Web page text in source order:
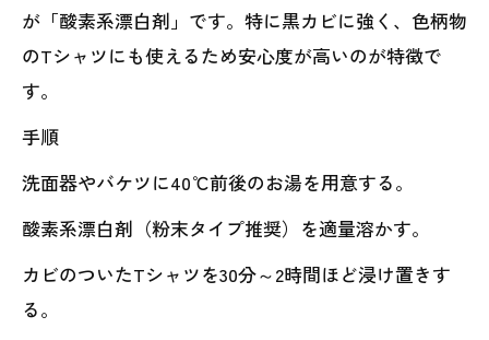
が「酸素系漂白剤」です。特に黒カビに強く、色柄物
のTシャツにも使えるため安心度が高いのが特徴で
す。
手順
洗面器やバケツに40℃前後のお湯を用意する。
酸素系漂白剤（粉末タイプ推奨）を適量溶かす。
カビのついたTシャツを30分～2時間ほど浸け置きす
る。